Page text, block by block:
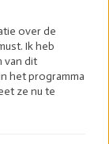
over de
Ik heb
van dit
het programma
ze nu te